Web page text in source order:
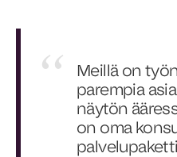
Meillä on
parempia
näytön
on oma